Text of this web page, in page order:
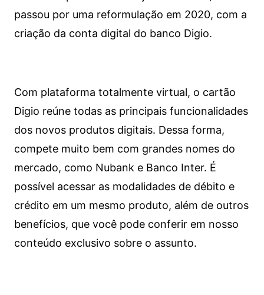
passou por uma reformulação em 2020, com a
criação da conta digital do banco Digio.
Com plataforma totalmente virtual, o cartão
Digio reúne todas as principais funcionalidades
dos novos produtos digitais. Dessa forma,
compete muito bem com grandes nomes do
mercado, como Nubank e Banco Inter. É
possível acessar as modalidades de débito e
crédito em um mesmo produto, além de outros
benefícios, que você pode conferir em nosso
conteúdo exclusivo sobre o assunto.